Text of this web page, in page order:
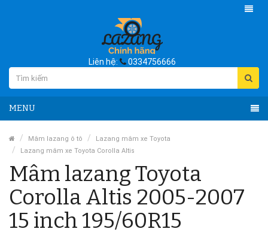
Liên hệ: 0334756666
MENU
Mâm lazang ô tô
Lazang mâm xe Toyota
Lazang mâm xe Toyota Corolla Altis
Mâm lazang Toyota
Corolla Altis 2005-2007
15 inch 195/60R15